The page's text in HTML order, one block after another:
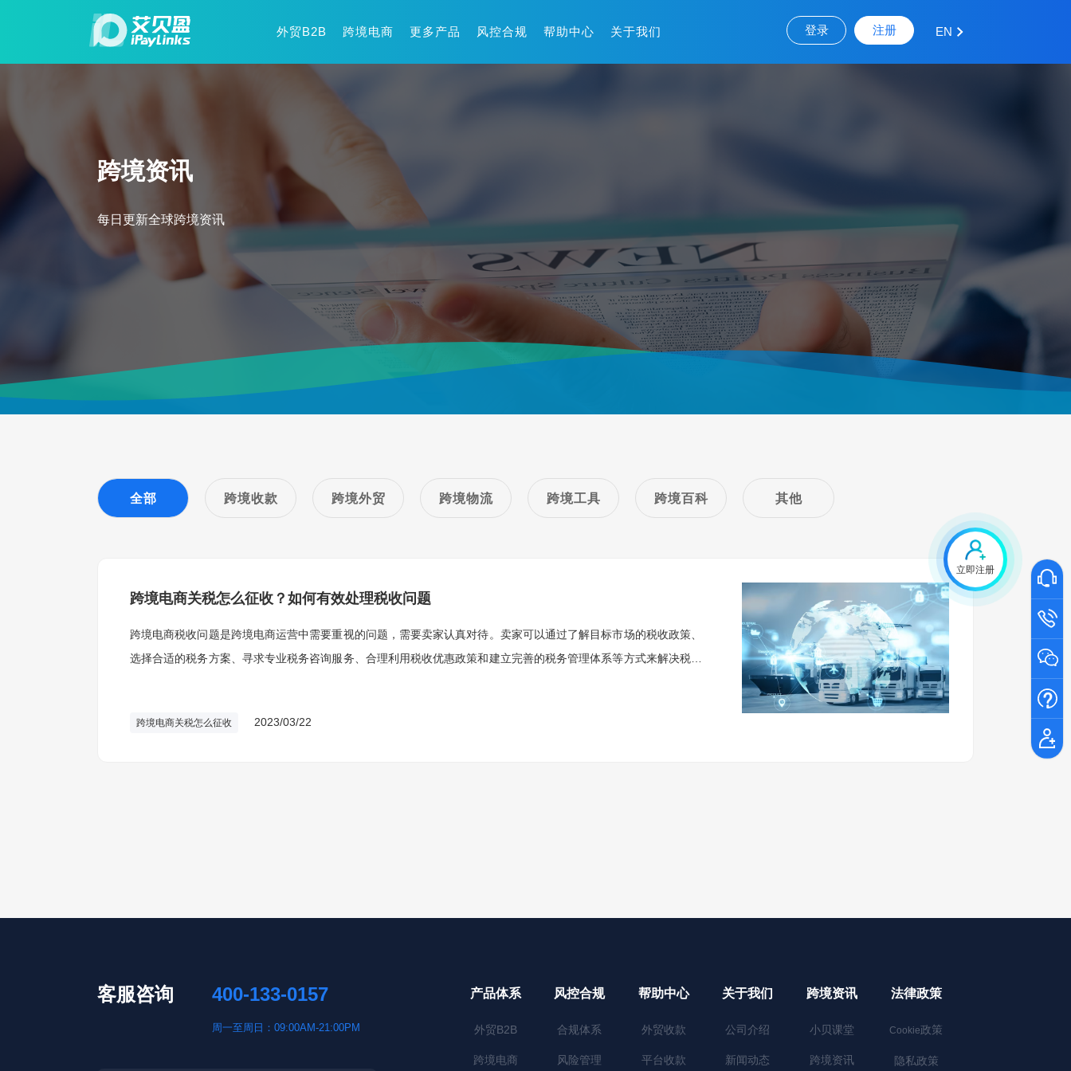
外贸B2B 跨境电商 更多产品 风控合规 帮助中心 关于我们 登录 注册 EN
立即注册
跨境资讯
每日更新全球跨境资讯
全部 跨境收款 跨境外贸 跨境物流 跨境工具 跨境百科 其他
跨境电商关税怎么征收？如何有效处理税收问题
跨境电商税收问题是跨境电商运营中需要重视的问题，需要卖家认真对待。卖家可以通过了解目标市场的税收政策、
选择合适的税务方案、寻求专业税务咨询服务、合理利用税收优惠政策和建立完善的税务管理体系等方式来解决税收
跨境电商关税怎么征收 2023/03/22
客服咨询 400-133-0157
周一至周日：09:00AM-21:00PM
产品体系
外贸B2B
跨境电商
风控合规
合规体系
风险管理
帮助中心
外贸收款
平台收款
关于我们
公司介绍
新闻动态
跨境资讯
小贝课堂
跨境资讯
法律政策
Cookie政策
隐私政策